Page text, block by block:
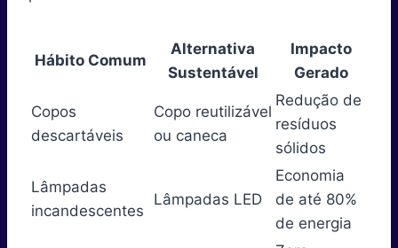
Hábito Comum
Alternativa
Sustentável
Impacto
Gerado
Copos
descartáveis
Copo reutilizável
ou caneca
Redução de
resíduos
sólidos
Lâmpadas
incandescentes
Lâmpadas LED
Economia
de até 80%
de energia